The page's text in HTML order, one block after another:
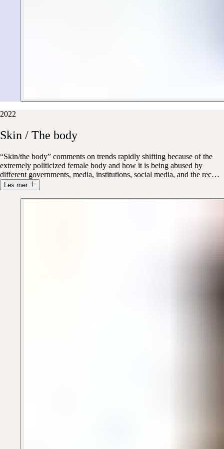
2022
Skin / The body
“Skin/the body” comments on trends rapidly shifting because of the
extremely politicized female body and how it is being abused by
different governments, media, institutions, social media, and the rec…
Les mer